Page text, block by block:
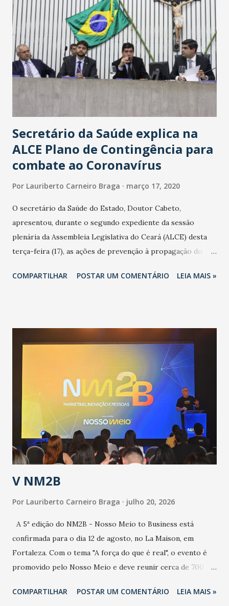
Secretário da Saúde explica na
ALCE Plano de Contingência para
combate ao Coronavírus
Por Lauriberto Carneiro Braga março 17, 2020
O secretário da Saúde do Estado, Doutor Cabeto,
apresentou, durante o segundo expediente da sessão
plenária da Assembleia Legislativa do Ceará (ALCE) desta
terça-feira (17), as ações de prevenção à propagação do
adotadas pelo Governo do Estado na contenção da
população suspeita e de cuidados com os ambientes
públicos e domiciliares. “Nós não estamos vivendo uma
epidemia comum, como temos em todos os anos, com
aumento de casos de dengue, influenza ou H1N1. Trata-se
de uma epidemia com um vírus diferente, com um poder de
contaminação maior que outros coronavírus”, apontou o
secretário. Segundo ele, é uma epidemia com chance de
contaminação alta, podendo gerar um grande risco à
população e ao sistema de saúde. “Precisamos saber fazer a
estratificação do risco da doença, para não so...
COMPARTILHAR POSTAR UM COMENTÁRIO LEIA MAIS »
V NM2B
Por Lauriberto Carneiro Braga julho 20, 2026
A 5ª edição do NM2B - Nosso Meio to Business está
confirmada para o dia 12 de agosto, no La Maison, em
Fortaleza. Com o tema "A força do que é real", o evento é
promovido pelo Nosso Meio e deve reunir cerca de 700
e lideranças do Mercado Nacional. Desde 2022, o NM2B
COMPARTILHAR POSTAR UM COMENTÁRIO LEIA MAIS »